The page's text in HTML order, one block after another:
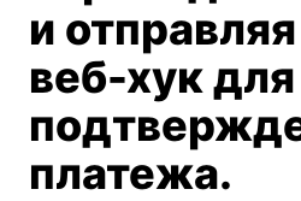
и
веб-хук для
платежа.